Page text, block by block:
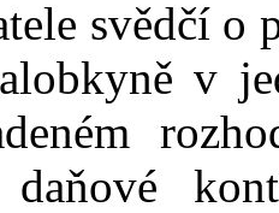
svědčío
v